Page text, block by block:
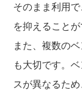
そのまま利用
を抑えることが
また、複数の
も大切です。
スが異なるた